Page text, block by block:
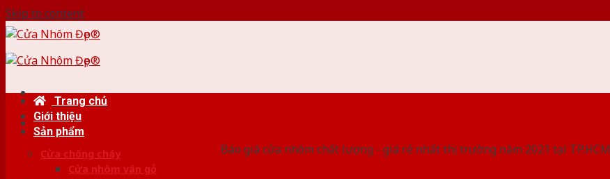
Skip to content
Báo giá cửa nhôm chất lượng - giá rẻ nhất thị trường năm 2021 tại TP.HCM
Trang chủ
Giới thiệu
Sản phẩm
Cửa chống cháy
Cửa nhôm vân gỗ